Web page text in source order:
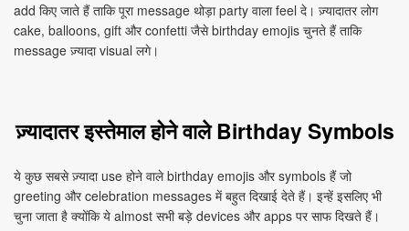
add किए जाते हैं ताकि पूरा message थोड़ा party वाला feel दे। ज़्यादातर लोग
cake, balloons, gift और confetti जैसे birthday emojis चुनते हैं ताकि
message ज़्यादा visual लगे।
ज़्यादातर इस्तेमाल होने वाले Birthday Symbols
ये कुछ सबसे ज़्यादा use होने वाले birthday emojis और symbols हैं जो
greeting और celebration messages में बहुत दिखाई देते हैं। इन्हें इसलिए भी
चुना जाता है क्योंकि ये almost सभी बड़े devices और apps पर साफ दिखते हैं।